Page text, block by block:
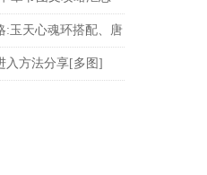
:玉天心魂环搭配、唐
入方法分享[多图]